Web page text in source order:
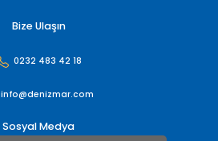
Bize Ulaşın
0232 483 42 18
info@denizmar.com
Sosyal Medya